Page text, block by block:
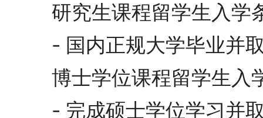
研究生课程留学生入学
- 国内正规大学毕业并取
博士学位课程留学生入
- 完成硕士学位学习并取